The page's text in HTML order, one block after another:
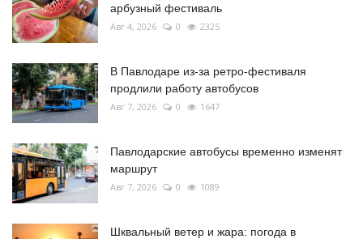
арбузный фестиваль
Авг 4, 2026 0 2325
В Павлодаре из-за ретро-фестиваля
продлили работу автобусов
Авг 7, 2026 0 1647
Павлодарские автобусы временно изменят
маршрут
Авг 7, 2026 0 1089
Шквальный ветер и жара: погода в